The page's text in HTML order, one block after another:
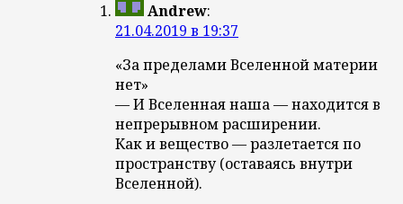
Andrew:
21.04.2019 в 19:37
«За пределами Вселенной материи
нет»
— И Вселенная наша — находится в
непрерывном расширении.
Как и вещество — разлетается по
пространству (оставаясь внутри
Вселенной).